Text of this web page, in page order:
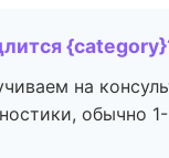
на
обычно